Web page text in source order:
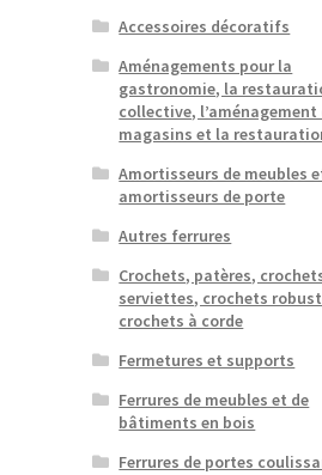
Accessoires décoratifs
Aménagements pour la
gastronomie, la
collective, l’aménagement
magasins et la
Amortisseurs de meubles
amortisseurs de porte
Autres ferrures
Crochets, patères,
serviettes, crochets
crochets à corde
Fermetures et supports
Ferrures de meubles et de
bâtiments en bois
Ferrures de portes